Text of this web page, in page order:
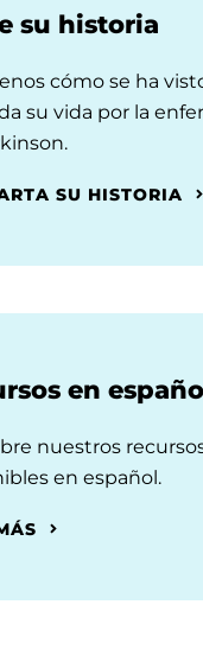
su historia
cómo se ha
su vida por la
SU HISTORIA
en
nuestros
en español.